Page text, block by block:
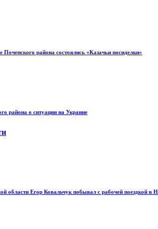
Почепского района состоялись «Казачьи посиделки»
района о ситуации на Украине
области Егор Ковальчук побывал с рабочей поездкой в